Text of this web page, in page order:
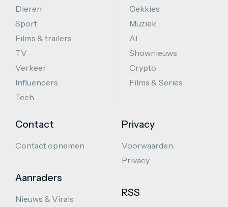
Dieren
Sport
Films & trailers
TV
Verkeer
Influencers
Tech
Gekkies
Muziek
AI
Shownieuws
Crypto
Films & Series
Contact
Contact opnemen
Aanraders
Nieuws & Virals
Privacy
Voorwaarden
Privacy
RSS